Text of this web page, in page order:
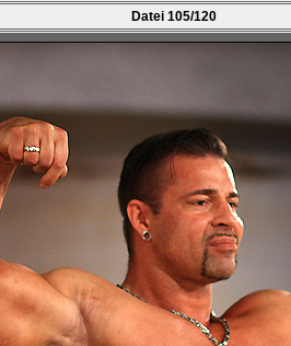
Datei 105/120